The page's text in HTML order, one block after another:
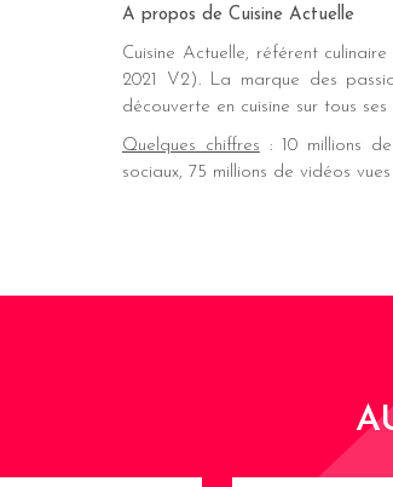
A propos de Cuisine Actuelle
Cuisine Actuelle, référent
2021 V2). La marque des
découverte en cuisine sur tous
Quelques chiffres : 10 millions
sociaux, 75 millions de vidéos